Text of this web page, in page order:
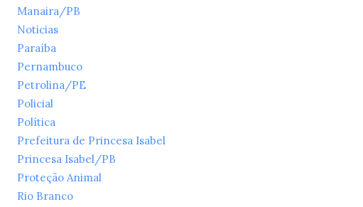
Manaira/PB
Noticias
Paraíba
Pernambuco
Petrolina/PE
Policial
Política
Prefeitura de Princesa Isabel
Princesa Isabel/PB
Proteção Animal
Rio Branco